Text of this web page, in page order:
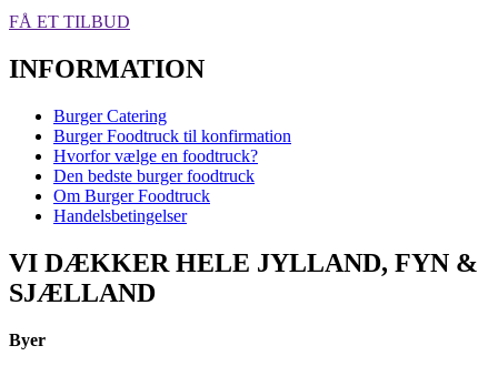
FÅ ET TILBUD
INFORMATION
Burger Catering
Burger Foodtruck til konfirmation
Hvorfor vælge en foodtruck?
Den bedste burger foodtruck
Om Burger Foodtruck
Handelsbetingelser
VI DÆKKER HELE JYLLAND, FYN &
SJÆLLAND
Byer